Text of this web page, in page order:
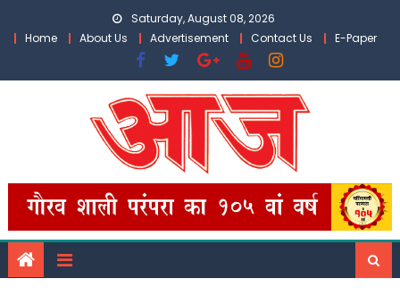
Saturday, August 08, 2026
Home
About Us Advertisement Contact Us E-Paper